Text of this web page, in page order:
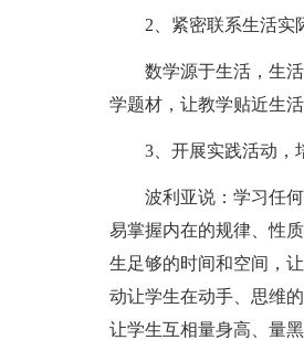
2、紧密联系生活实
数学源于生活，生
学题材，让教学贴近生
3、开展实践活动，
波利亚说：学习任
易掌握内在的规律、性
生足够的时间和空间，
动让学生在动手、思维
让学生互相量身高、量